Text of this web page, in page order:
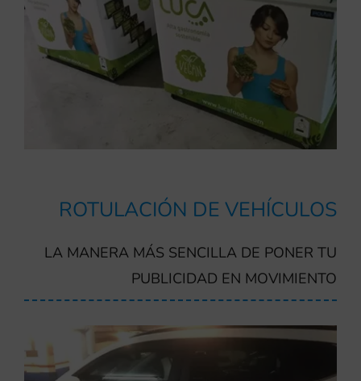
ROTULACIÓN DE VEHÍCULOS
LA MANERA MÁS SENCILLA DE PONER TU
PUBLICIDAD EN MOVIMIENTO